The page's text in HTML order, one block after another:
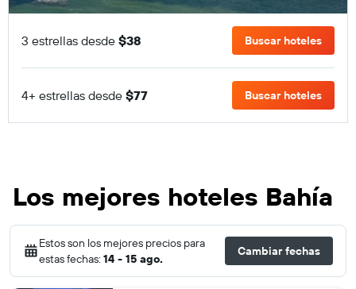
3 estrellas desde $38 Buscar hoteles
4+ estrellas desde $77 Buscar hoteles
Los mejores hoteles Bahía
Estos son los mejores precios para
estas fechas: 14 - 15 ago.
Cambiar fechas